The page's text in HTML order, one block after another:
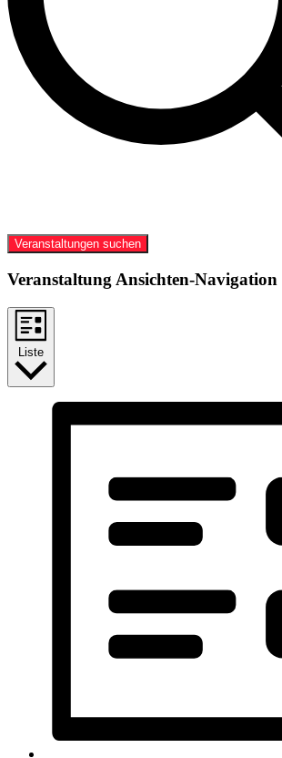
Veranstaltungen suchen
Veranstaltung Ansichten-Navigation
Liste